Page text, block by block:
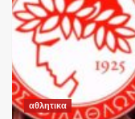
αθλητικα